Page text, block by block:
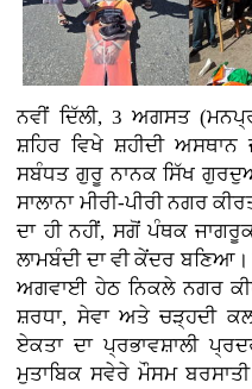
ਨਵੀਂ ਦਿੱਲੀ, 3ਅਗਸਤ
ਸ਼ਹਿਰ ਵਿਖੇ ਸ਼ਹੀਦੀ ਅਸਥਾਨ
ਸਬੰਧਤ ਗੁਰੂ ਨਾਨਕ ਸਿੱਖ
ਸਾਲਾਨਾ ਮੀਰੀ-ਪੀਰੀ ਨਗਰ
ਦਾ ਹੀ ਨਹੀਂ, ਸਗੋਂ ਪੰਥਕ
ਲਾਮਬੰਦੀ ਦਾ ਵੀ ਕੇਂਦਰ ਬਣਿਆ।
ਅਗਵਾਈ ਹੇਠ ਨਿਕਲੇ ਨਗਰ
ਸ਼ਰਧਾ, ਸੇਵਾ ਅਤੇ ਚੜ੍ਹਦੀ
ਏਕਤਾ ਦਾ ਪ੍ਰਭਾਵਸ਼ਾਲੀ
ਮੁਤਾਬਿਕ ਸਵੇਰੇ ਮੌਸਮ